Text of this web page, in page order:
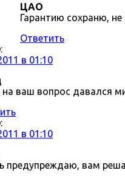
ЦАО
Гарантию сохраню, не
Ответить
:
в 01:10
на ваш вопрос давался
:
в 01:10
предупреждаю, вам